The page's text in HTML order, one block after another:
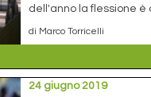
dell'anno la flessione è
di Marco Torricelli
24 giugno 2019